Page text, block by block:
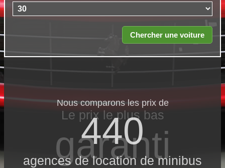
Nous comparons les prix de
440
agences de location de minibus
Le prix le​ plus bas
garanti